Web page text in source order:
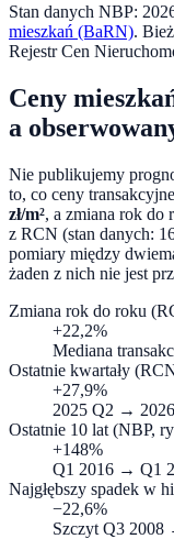
Stan danych NBP:
mieszkań (BaRN).
Rejestr Cen
Ceny
a
Nie publikujemy
to, co ceny
zł/m², a zmiana rok do
z RCN (stan danych:
pomiary między
żaden z nich nie jest
Zmiana rok do roku
+22,2%
Mediana
Ostatnie kwartały
+27,9%
2025 Q2 →
Ostatnie 10 lat (NBP,
+148%
Q1 2016 → Q1
Najgłębszy spadek w
−22,6%
Szczyt Q3 2008